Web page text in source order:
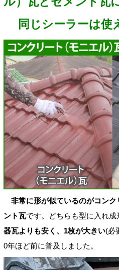
同じシーラーは使
非常に形が似ているのがコン
ント瓦です。どちらも型に入れ
器瓦よりも安く、1枚が大きい(必
0年ほど前に普及しました。